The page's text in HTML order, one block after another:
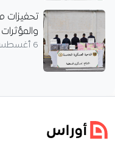
تحفيزات
6 أغسطس 2026